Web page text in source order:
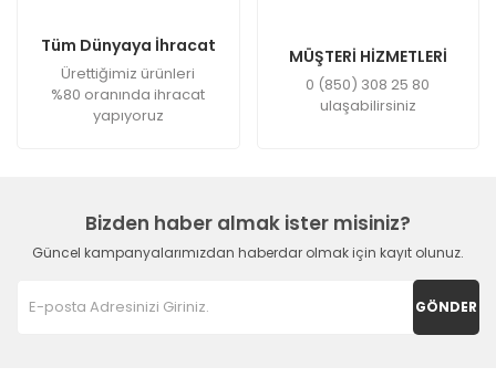
Tüm Dünyaya İhracat
Ürettiğimiz ürünleri
%80 oranında ihracat
yapıyoruz
MÜŞTERİ HİZMETLERİ
0 (850) 308 25 80
ulaşabilirsiniz
Bizden haber almak ister misiniz?
Güncel kampanyalarımızdan haberdar olmak için kayıt olunuz.
GÖNDER